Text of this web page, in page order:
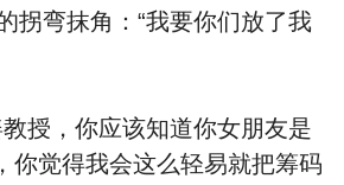
弯抹角：“我要你们放了我
授，你应该知道你女朋友是
你觉得我会这么轻易就把筹码